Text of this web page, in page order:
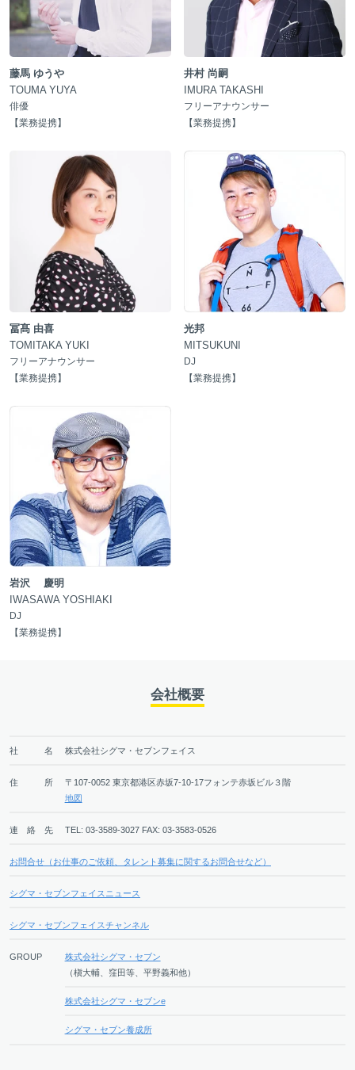
藤馬 ゆうや
TOUMA YUYA
俳優
【業務提携】
井村 尚嗣
IMURA TAKASHI
フリーアナウンサー
【業務提携】
冨髙 由喜
TOMITAKA YUKI
フリーアナウンサー
【業務提携】
光邦
MITSUKUNI
DJ
【業務提携】
岩沢 慶明
IWASAWA YOSHIAKI
DJ
【業務提携】
会社概要
社 名 株式会社シグマ・セブンフェイス
住 所
〒107-0052 東京都港区赤坂7-10-17フォンテ赤坂ビル３階
地図
連 絡 先 TEL: 03-3589-3027FAX: 03-3583-0526
お問合せ（お仕事のご依頼、タレント募集に関するお問合せなど）
シグマ・セブンフェイスニュース
シグマ・セブンフェイスチャンネル
GROUP
株式会社シグマ・セブン
（槇大輔、窪田等、平野義和他）
株式会社シグマ・セブンe
シグマ・セブン養成所